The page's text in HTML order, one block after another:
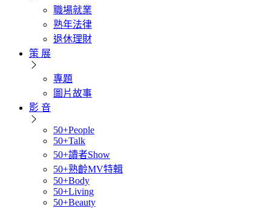
職場就業
熟年法律
退休理財
策 展
專題
圖片故事
影 音
50+People
50+Talk
50+讀者Show
50+熟齡MV特輯
50+Body
50+Living
50+Beauty